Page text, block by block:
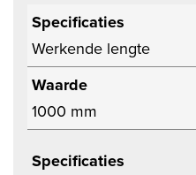
Specificaties
Werkende lengte
Waarde
1000 mm
Specificaties